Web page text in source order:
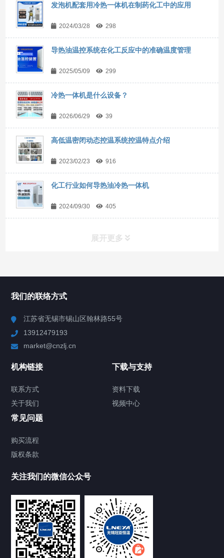
发泡机配套用冷热一体机在制药化工中的应用
2024/03/28 298
导热油温控系统在化工反应中的准确温度管理
2025/05/09 299
冷热一体机是什么设备？
2026/06/29 39
高低温密闭动态控温系统控温特点介绍
2023/02/23 916
化工行业如何导热油冷热一体机
2024/09/30 405
展开更多
Chiller高精度制冷循环器
TCU温度控制单元
Chiller气体控温系统
Chamber试验箱
FREEZER低温箱
我们的联络方式
江苏省无锡市锡山区翰林路55号
13912479193
market@cnzlj.cn
机构链接
联系方式
关于我们
下载与支持
资料下载
视频中心
常见问题
购买流程
版权条款
关注我们的微信公众号